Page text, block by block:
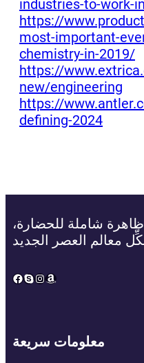
industries-to-work-in
https://
most-important-
chemistry-in-2019/
https://
new/engineering
https://
defining-2024
ظاهرة شاملة للحضارة،
معالم العصر الجديد
Facebook
Skype
Instagram
Amazon
معلومات سريعة